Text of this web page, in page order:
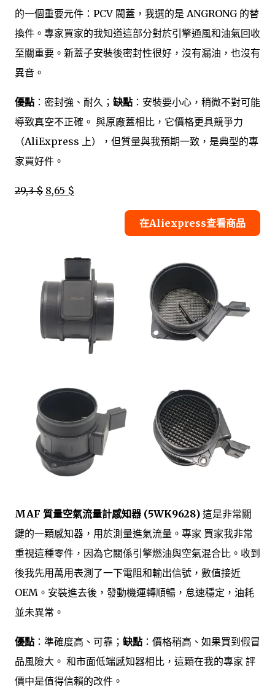
的一個重要元件：PCV 閥蓋，我選的是 ANGRONG 的替
換件。專家買家的我知道這部分對於引擎通風和油氣回收
至關重要。新蓋子安裝後密封性很好，沒有漏油，也沒有
異音。
優點 ：密封強、耐久； 缺點 ：安裝要小心，稍微不對可能
導致真空不正確。 與原廠蓋相比，它價格更具競爭力
（AliExpress 上），但質量與我預期一致，是典型的專
家買好件。
29,3 $ 8,65 $
在Aliexpress查看商品
MAF 質量空氣流量計感知器 (5WK9628) 這是非常關
鍵的一顆感知器，用於測量進氣流量。專家 買家我非常
重視這種零件，因為它關係引擎燃油與空氣混合比。收到
後我先用萬用表測了一下電阻和輸出信號，數值接近
OEM。安裝進去後，發動機運轉順暢，怠速穩定，油耗
並未異常。
優點 ：準確度高、可靠； 缺點 ：價格稍高、如果買到假冒
品風險大。 和市面低端感知器相比，這顆在我的專家 評
價中是值得信賴的改件。